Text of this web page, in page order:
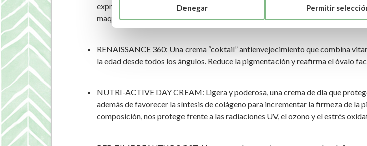
expresión y protegiéndola contra los radicales libres. Su textura y su rápida
maquillaje.
RENAISSANCE 360: Una crema “coktail” antienvejecimiento que combina
la edad desde todos los ángulos. Reduce la pigmentación y reafirma el óvalo
NUTRI-ACTIVE DAY CREAM: Ligera y poderosa, una crema de día que
además de favorecer la síntesis de colágeno para incrementar la firmeza de la
composición, nos protege frente a las radiaciones UV, el ozono y el estrés
Denegar Permitir